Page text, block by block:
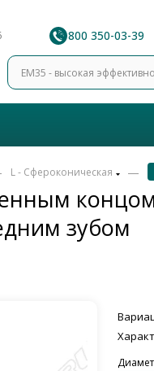
8 800 350-03-39
зубом
L - Сфероконическая —